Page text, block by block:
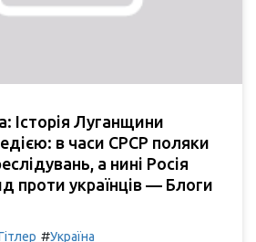
Історія Луганщини
в часи СРСР поляки
а нині Росія
проти українців — Блоги
#Україна